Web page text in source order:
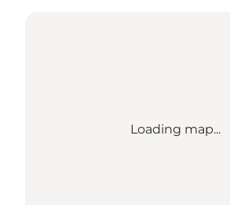
Loading map...